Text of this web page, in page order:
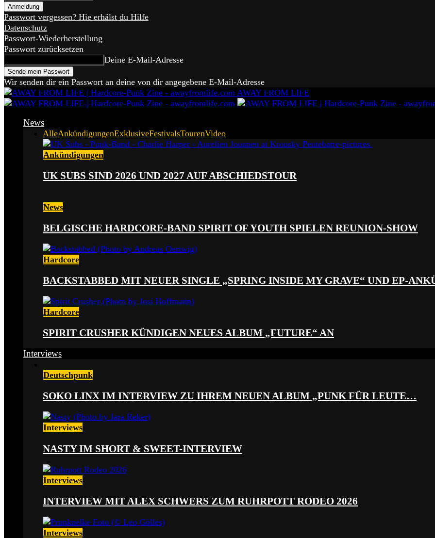
Passwort vergessen? Hie erhälst du Hilfe
Datenschutz
Passwort-Wiederherstellung
Passwort zurücksetzen
Deine E-Mail-Adresse
Wir senden dir ein Passwort an deine von dir angegebene E-Mail-Adresse
AWAY FROM LIFE
News
AlleAnkündigungenExklusiveFestivalsTourenVideo
Ankündigungen
UK SUBS SIND 2026 UND 2027 AUF ABSCHIEDSTOUR
News
BELGISCHE HARDCORE-BAND SPIRIT OF YOUTH SPIELEN REUNION-SHOW
Hardcore
BACKSTABBED MIT NEUER SINGLE „SPRING INSIDE MY GRAVE“ UND EP-
Hardcore
SPIRIT CRUSHER KÜNDIGEN NEUES ALBUM „FUTURE“ AN
Interviews
Deutschpunk
SOKO LINX IM INTERVIEW ZU IHREM NEUEN ALBUM „PUNK FÜR LEUTE…
Interviews
NASTY IM SHORT & SWEET-INTERVIEW
Interviews
INTERVIEW MIT ALEX SCHWERS ZUM RUHRPOTT RODEO 2026
Interviews